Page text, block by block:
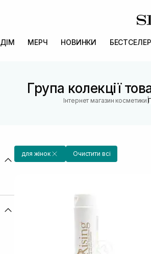
ДІМ МЕРЧ НОВИНКИ
Група колекції
Інтернет магазин косметики |
для жінок Очистити всі